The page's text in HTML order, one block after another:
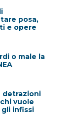
posa,
e opere
o male la
detrazioni
vuole
gli infissi